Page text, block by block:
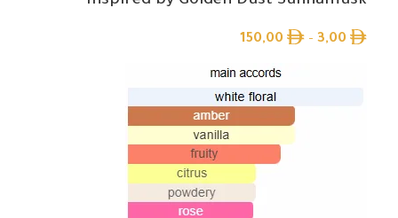
3,00
–
150,00